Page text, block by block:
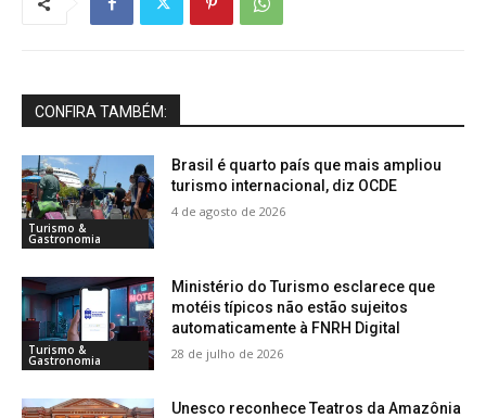
CONFIRA TAMBÉM:
Turismo &
Gastronomia
Brasil é quarto país que mais ampliou
turismo internacional, diz OCDE
4 de agosto de 2026
Turismo &
Gastronomia
Ministério do Turismo esclarece que
motéis típicos não estão sujeitos
automaticamente à FNRH Digital
28 de julho de 2026
Unesco reconhece Teatros da Amazônia